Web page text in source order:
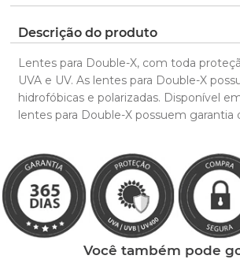
Clique aquie peça ajuda dos
Saiba maissobre nossa garantia
redirecionado para nossa Central
Descrição do produto
Lentes para Double-X, com toda
UVA e UV. As lentes para Double-X
hidrofóbicas e polarizadas. Disponível
lentes para Double-X possuem garantia
Você também pode